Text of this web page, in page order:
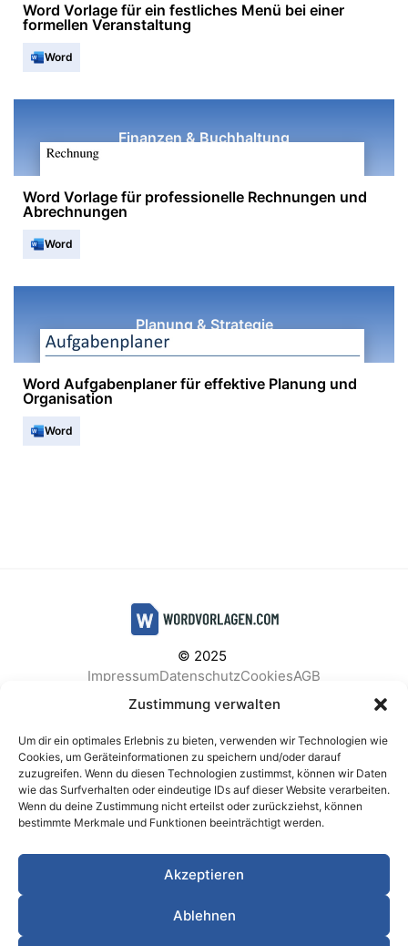
Zustimmung verwalten
Um dir ein optimales Erlebnis zu bieten, verwenden wir Technologien wie
Cookies, um Geräteinformationen zu speichern und/oder darauf
zuzugreifen. Wenn du diesen Technologien zustimmst, können wir Daten
wie das Surfverhalten oder eindeutige IDs auf dieser Website verarbeiten.
Wenn du deine Zustimmung nicht erteilst oder zurückziehst, können
bestimmte Merkmale und Funktionen beeinträchtigt werden.
Akzeptieren
Ablehnen
Word Vorlage für ein festliches Menü bei einer
formellen Veranstaltung
Word
Finanzen & Buchhaltung
Word Vorlage für professionelle Rechnungen und
Abrechnungen
Word
Planung & Strategie
Word Aufgabenplaner für effektive Planung und
Organisation
Word
© 2025
ImpressumDatenschutzCookiesAGB
Facebook
Instagram
BELIEBTE KATEGORIEN
Berichte & Analysen Business
Einkauf & Beschaffung
Gesundheit & Vorsorge